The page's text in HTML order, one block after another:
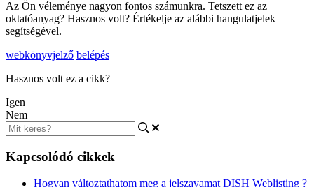
Az Ön véleménye nagyon fontos számunkra. Tetszett ez az
oktatóanyag? Hasznos volt? Értékelje az alábbi hangulatjelek
segítségével.
webkönyvjelző belépés
Hasznos volt ez a cikk?
Igen
Nem
Kapcsolódó cikkek
Hogyan változtathatom meg a jelszavamat DISH Weblisting ?